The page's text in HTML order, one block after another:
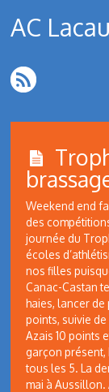
AC
Weekend end
des
journée du
écoles
nos filles
Canac-Castan
haies, lancer de
points, suivie
Azais 10 points
garçon présent,
tous les 5. La
mai à